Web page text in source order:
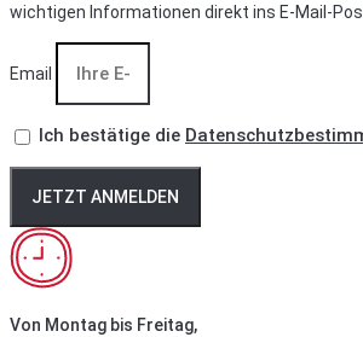
wichtigen Informationen direkt ins E-Mail-
Email
Ich bestätige die
JETZT ANMELDEN
Von Montag bis Freitag,